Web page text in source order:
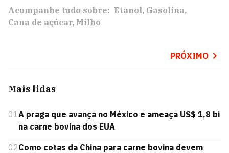
Acompanhe tudo sobre: Etanol Gasolina
Cana de açúcar Milho
PRÓXIMO
Mais lidas
01A praga que avança no México e ameaça US$ 1,8 bi
na carne bovina dos EUA
02Como cotas da China para carne bovina devem